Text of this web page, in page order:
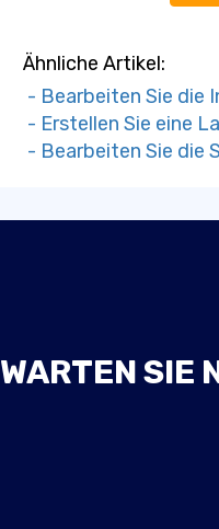
Ähnliche Artikel:
- Bearbeiten Sie die
- Erstellen Sie eine
- Bearbeiten Sie die
WARTEN SIE